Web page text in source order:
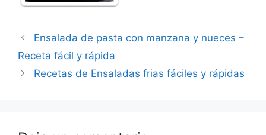
Ensalada de pasta con manzana y nueces –
Receta fácil y rápida
Recetas de Ensaladas frias fáciles y rápidas